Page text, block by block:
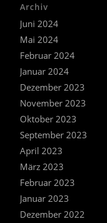
Archiv
Juni 2024
Mai 2024
Februar 2024
Januar 2024
Dezember 2023
November 2023
Oktober 2023
September 2023
April 2023
März 2023
Februar 2023
Januar 2023
Dezember 2022